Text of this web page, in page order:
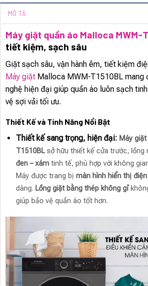
MÔ TẢ
Máy giặt quần áo Malloca MWM-
tiết kiệm, sạch sâu
Giặt sạch sâu, vận hành êm, tiết kiệm
Máy giặt Malloca MWM-T1510BL mang
nghệ hiện đại giúp quần áo luôn sạch
vệ sợi vải tối ưu.
Thiết Kế và Tính Năng Nổi Bật
Thiết kế sang trọng, hiện đại: Máy
T1510BLsở hữu thiết kế cửa trước, lồng
đen – xámtinh tế, phù hợp với không
Máy được trang bị màn hình hiển thị
dàng. Lồng giặt bằng thép không gỉ
giúp bảo vệ quần áo tốt hơn.